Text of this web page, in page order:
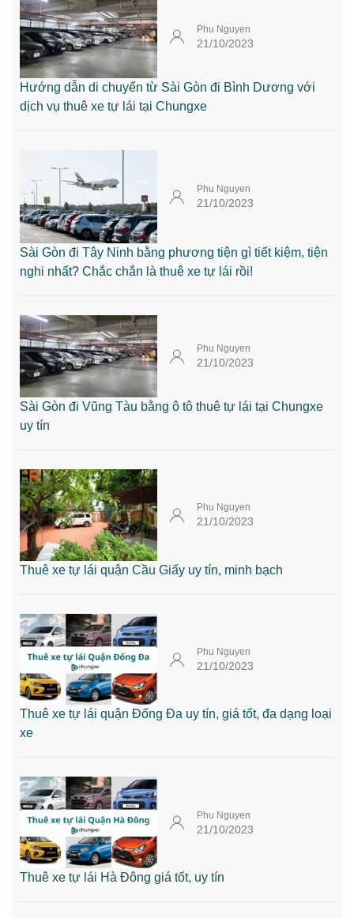
Phu Nguyen
21/10/2023
Hướng dẫn di chuyển từ Sài Gòn đi Bình Dương với
dịch vụ thuê xe tự lái tại Chungxe
Phu Nguyen
21/10/2023
Sài Gòn đi Tây Ninh bằng phương tiện gì tiết kiệm, tiện
nghi nhất? Chắc chắn là thuê xe tự lái rồi!
Phu Nguyen
21/10/2023
Sài Gòn đi Vũng Tàu bằng ô tô thuê tự lái tại Chungxe
uy tín
Phu Nguyen
21/10/2023
Thuê xe tự lái quận Cầu Giấy uy tín, minh bạch
Phu Nguyen
21/10/2023
Thuê xe tự lái quận Đống Đa uy tín, giá tốt, đa dạng loại
xe
Phu Nguyen
21/10/2023
Thuê xe tự lái Hà Đông giá tốt, uy tín